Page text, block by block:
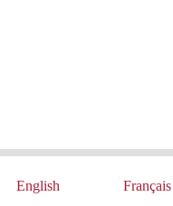
English Français